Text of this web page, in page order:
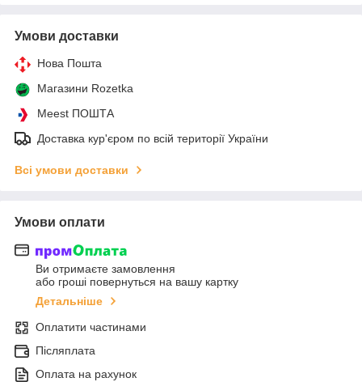
Умови доставки
Нова Пошта
Магазини Rozetka
Meest ПОШТА
Доставка кур'єром по всій території України
Всі умови доставки
Умови оплати
Ви отримаєте замовлення
або гроші повернуться на вашу картку
Детальніше
Оплатити частинами
Післяплата
Оплата на рахунок